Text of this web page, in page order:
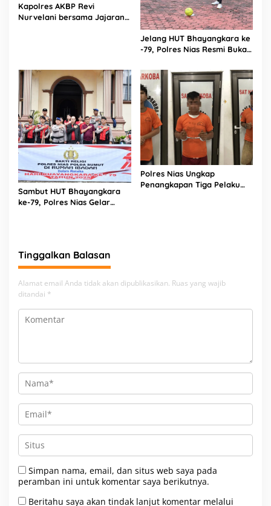
Kapolres AKBP Revi
Nurvelani bersama Jajaran
Jelang HUT Bhayangkara ke
-79, Polres Nias Resmi Buka
Sambut HUT Bhayangkara
ke-79, Polres Nias Gelar
Polres Nias Ungkap
Penangkapan Tiga Pelaku
Tinggalkan Balasan
Alamat email Anda tidak akan dipublikasikan. Ruas yang wajib
ditandai *
Simpan nama, email, dan situs web saya pada
peramban ini untuk komentar saya berikutnya.
Beritahu saya akan tindak lanjut komentar melalui